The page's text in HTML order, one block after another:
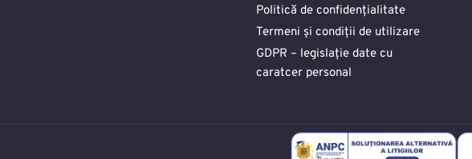
Politică de confidențialitate
Termeni și condiții de utilizare
GDPR – legislație date cu
caratcer personal